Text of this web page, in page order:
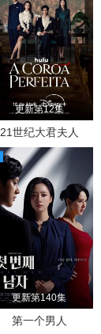
更新第12集
21世纪大君夫人
更新第140集
第一个男人